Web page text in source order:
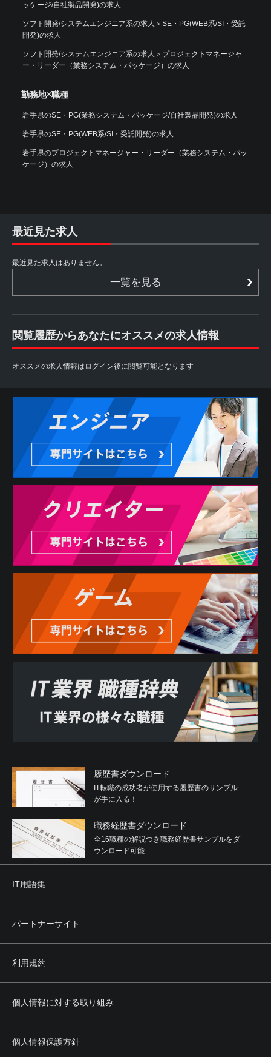
ッケージ/自社製品開発)の求人
ソフト開発/システムエンジニア系の求人 ＞ SE・PG(WEB系/SI・受託
開発)の求人
ソフト開発/システムエンジニア系の求人 ＞ プロジェクトマネージャ
ー・リーダー（業務システム・パッケージ）の求人
勤務地×職種
岩手県のSE・PG(業務システム・パッケージ/自社製品開発)の求人
岩手県のSE・PG(WEB系/SI・受託開発)の求人
岩手県のプロジェクトマネージャー・リーダー（業務システム・パッ
ケージ）の求人
最近見た求人
最近見た求人はありません。
一覧を見る
閲覧履歴からあなたにオススメの求人情報
オススメの求人情報はログイン後に閲覧可能となります
履歴書ダウンロード
IT転職の成功者が使用する履歴書のサンプル
が手に入る！
職務経歴書ダウンロード
全16職種の解説つき職務経歴書サンプルをダ
ウンロード可能
IT用語集
パートナーサイト
利用規約
個人情報に対する取り組み
個人情報保護方針